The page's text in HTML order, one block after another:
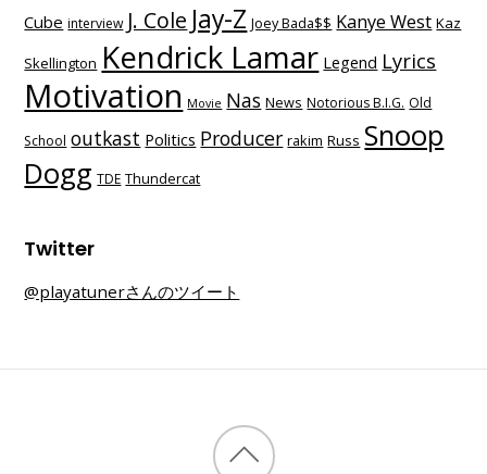
Cube interview J. Cole Jay-Z Joey Bada$$ Kanye West Kaz
Skellington Kendrick Lamar Legend Lyrics
Motivation Movie Nas News Notorious B.I.G. Old
School outkast Politics Producer rakim Russ Snoop
Dogg TDE Thundercat
Twitter
@playatunerさんのツイート